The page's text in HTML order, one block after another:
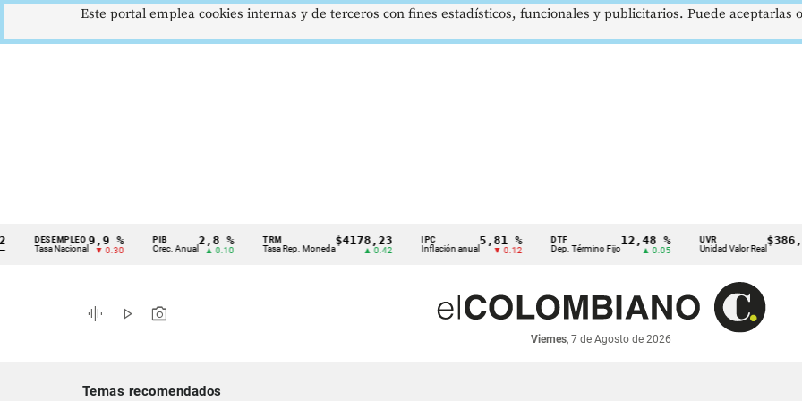
Cintillo
indicadores
económicos
Nacional
9,9 %
▼ 0.30
PIB
Crec. Anual
2,8 %
▲ 0.10
TRM
Tasa Rep. Moneda
$4178,23
▲ 0.42
IPC
Inflación anual
5,81 %
▼ 0.12
DTF
Dep. Término Fijo
12,48 %
▲ 0.05
UVR
Unidad Valor Real
$386,1273
▲ 0.03
graphic_eq play_arrow photo_camera
Viernes, 7 de Agosto de 2026
Temas recomendados
Este portal emplea cookies internas y de terceros con fines estadísticos, funcionales y publicitarios. Puede aceptarlas